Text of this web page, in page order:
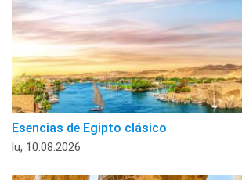
Esencias de Egipto clásico
lu, 10.08.2026